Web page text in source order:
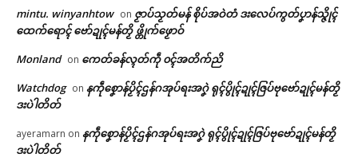
ရုဲစှ်
ပရိုၚ်လက္ကရဴအိုတ်
🏛 လညာတ်ပါ်ပဲါ
ညးဒါန်လိက်
ပ္ဍဲပွိုၚ်ဍုၚ်ကျာ်ထဝ် ဒပ်ပၞာန်ဗ္တိုက်
ကဵုက္ၜၚ်ကျာ တ္ၚဲအဆက်ဆက်တုဲ
ညးဒေသတံ ဒးဂြိပ်ပဲါဒဴ
In "ပရိုၚ်"
ပ္ဍဲကအ်ကြိက်သၠုၚ်ကျာ ဟိုတ်နူဒး
ဒုၚ်ဗ္တိုက်ကဵုစက်ဗရုသာဲတုဲ ညးဗြဴ
အာယုက်ဇၞော်မွဲတၠကဵု ကောန်ၚာ်မွဲ
တၠ ဒးချိုတ်အာ
May 2, 2026
In "ပရိုၚ်"
mintu. winyanhtow on ဇၟာပ်သၟတ်မန် စိုပ်အဝဲတံ ဒးလေပ်ကွတ်ပၞာန်သ္ဇိုၚ်
ထေက်ရောၚ် ဗော်ဍုၚ်မန်တၟိ ဖ္တိုက်ဖၟောဝ်
Monland on ကေတ်ခန်လ္ၚတ်ကဵု ၀ၚ်အတိက်ညိ
Watchdog on နကဵုစၞောန်ပၟိၚ်ဌန်ဂအုပ်ရးအဂၞဲ ရုၚ်ပွိုၚ်ဍုၚ်ဇြပ်ဗုဗော်ဍုၚ်မန်တၟိ
ဒးပဲါတိတ်
ayeramarn on နကဵုစၞောန်ပၟိၚ်ဌန်ဂအုပ်ရးအဂၞဲ ရုၚ်ပွိုၚ်ဍုၚ်ဇြပ်ဗုဗော်ဍုၚ်မန်တၟိ
ဒးပဲါတိတ်